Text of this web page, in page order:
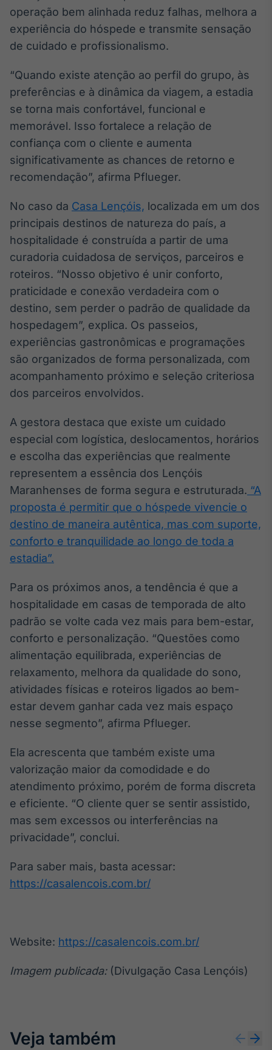
Tokenização
de ativos
Em breve
Crédito
Em breve
operação bem alinhada reduz falhas, melhora a
experiência do hóspede e transmite sensação
de cuidado e profissionalismo.
“Quando existe atenção ao perfil do grupo, às
preferências e à dinâmica da viagem, a estadia
se torna mais confortável, funcional e
memorável. Isso fortalece a relação de
confiança com o cliente e aumenta
significativamente as chances de retorno e
recomendação”, afirma Pflueger.
No caso da Casa Lençóis, localizada em um dos
principais destinos de natureza do país, a
hospitalidade é construída a partir de uma
curadoria cuidadosa de serviços, parceiros e
roteiros. “Nosso objetivo é unir conforto,
praticidade e conexão verdadeira com o
destino, sem perder o padrão de qualidade da
hospedagem”, explica. Os passeios,
experiências gastronômicas e programações
são organizados de forma personalizada, com
acompanhamento próximo e seleção criteriosa
dos parceiros envolvidos.
A gestora destaca que existe um cuidado
especial com logística, deslocamentos, horários
e escolha das experiências que realmente
representem a essência dos Lençóis
Maranhenses de forma segura e estruturada. “A
proposta é permitir que o hóspede vivencie o
destino de maneira autêntica, mas com suporte,
conforto e tranquilidade ao longo de toda a
estadia”.
Para os próximos anos, a tendência é que a
hospitalidade em casas de temporada de alto
padrão se volte cada vez mais para bem-estar,
conforto e personalização. “Questões como
alimentação equilibrada, experiências de
relaxamento, melhora da qualidade do sono,
atividades físicas e roteiros ligados ao bem-
estar devem ganhar cada vez mais espaço
nesse segmento”, afirma Pflueger.
Ela acrescenta que também existe uma
valorização maior da comodidade e do
atendimento próximo, porém de forma discreta
e eficiente. “O cliente quer se sentir assistido,
mas sem excessos ou interferências na
privacidade”, conclui.
Para saber mais, basta acessar:
https://casalencois.com.br/
Website: https://casalencois.com.br/
Imagem publicada:(Divulgação Casa Lençóis)
Veja também